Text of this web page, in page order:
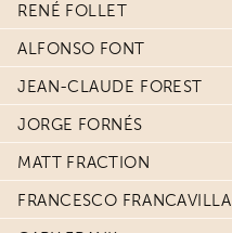
RENÉ FOLLET
ALFONSO FONT
JEAN-CLAUDE FOREST
JORGE FORNÉS
MATT FRACTION
FRANCESCO FRANCAVILLA